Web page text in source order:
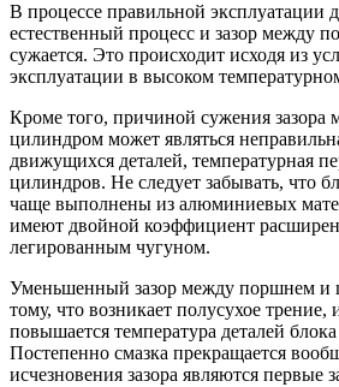
В процессе правильной эксплуатации
естественный процесс и зазор между
сужается. Это происходит исходя из
эксплуатации в высоком
Кроме того, причиной сужения
цилиндром может являться
движущихся деталей, температурная
цилиндров. Не следует забывать, что
чаще выполнены из алюминиевых
имеют двойной коэффициент
легированным чугуном.
Уменьшенный зазор между поршнем и
тому, что возникает полусухое трение,
повышается температура деталей
Постепенно смазка прекращается
исчезновения зазора являются первые